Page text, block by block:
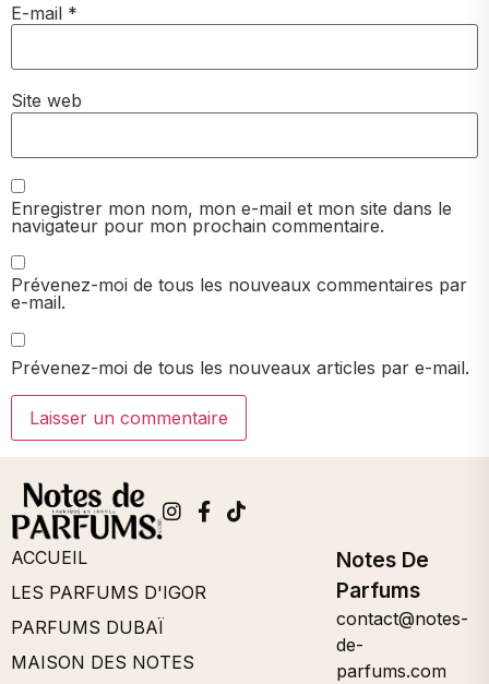
E-mail *
Site web
Enregistrer mon nom, mon e-mail et mon site dans le
navigateur pour mon prochain commentaire.
Prévenez-moi de tous les nouveaux commentaires par
e-mail.
Prévenez-moi de tous les nouveaux articles par e-mail.
ACCUEIL
LES PARFUMS D'IGOR
PARFUMS DUBAÏ
MAISON DES NOTES
Notes De
Parfums
contact@notes-
de-
parfums.com